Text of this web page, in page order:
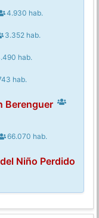
4.930 hab.
3.352 hab.
hab.
hab.
Berenguer
66.070 hab.
Niño Perdido